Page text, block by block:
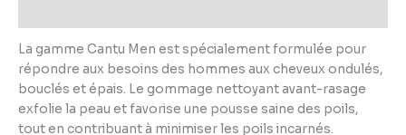
La gamme Cantu Men est spécialement formulée pour
répondre aux besoins des hommes aux cheveux ondulés,
bouclés et épais. Le gommage nettoyant avant-rasage
exfolie la peau et favorise une pousse saine des poils,
tout en contribuant à minimiser les poils incarnés.